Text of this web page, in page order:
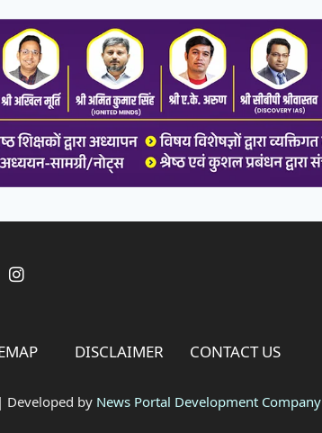
DISCLAIMER CONTACT US
Developed by News Portal Development Company